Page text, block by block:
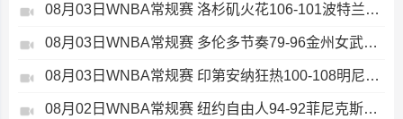
08月03日WNBA常规赛 洛杉矶火花106-101波特兰火焰 全场集锦
08月03日WNBA常规赛 多伦多节奏79-96金州女武神 全场集锦
08月03日WNBA常规赛 印第安纳狂热100-108明尼苏达山猫 全场集锦
08月02日WNBA常规赛 纽约自由人94-92菲尼克斯水星 全场集锦